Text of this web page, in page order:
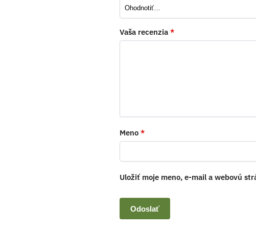
Vaša recenzia *
Meno *
Uložiť moje meno, e-mail a webovú